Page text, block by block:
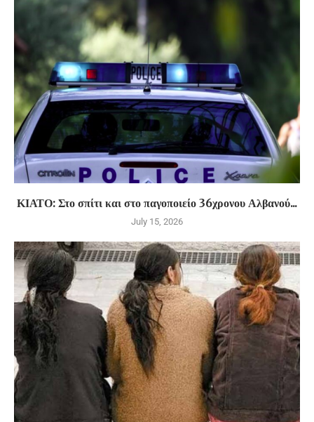
ΚΙΑΤΟ: Στο σπίτι και στο παγοποιείο 36χρονου Αλβανού...
July 15, 2026